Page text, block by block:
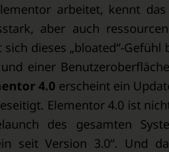
arbeitet, kennt
aber auch
dieses „bloated“-
einer
4.0 erscheint ein
Elementor 4.0 ist
des gesamten
seit Version 3.0“. Und